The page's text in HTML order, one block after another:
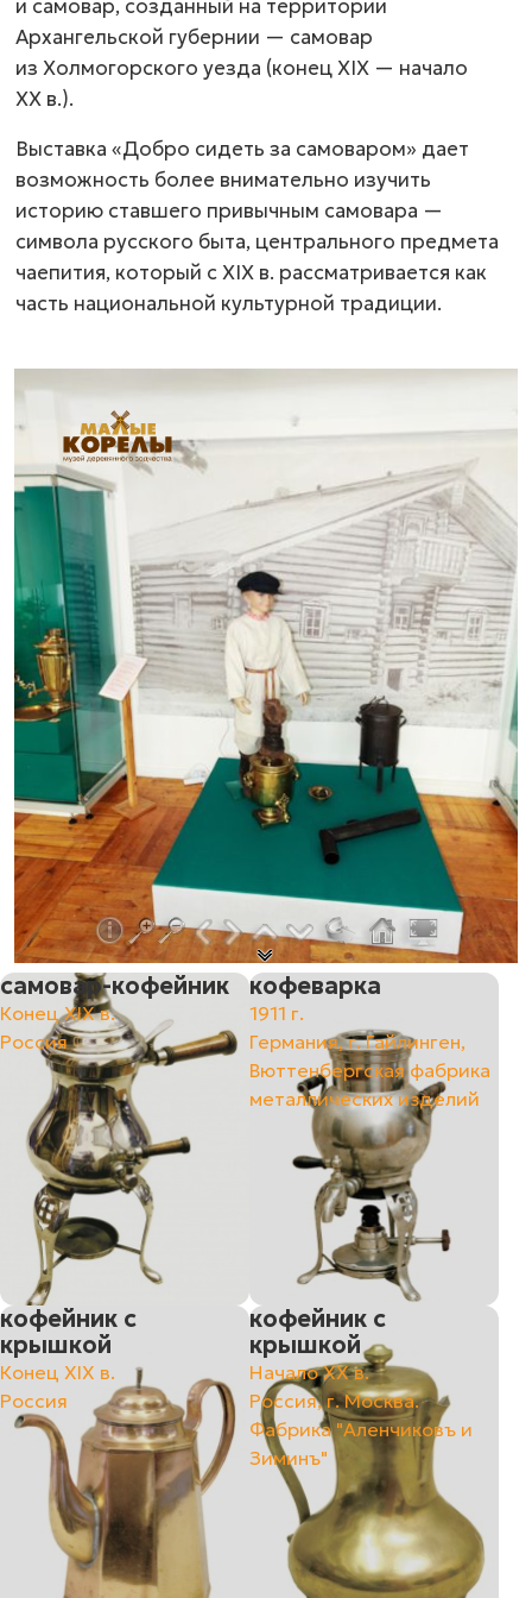
и самовар, созданный на территории
Архангельской губернии — самовар
из Холмогорского уезда (конец ХIХ — начало
ХХ в.).
Выставка «Добро сидеть за самоваром» дает
возможность более внимательно изучить
историю ставшего привычным самовара —
символа русского быта, центрального предмета
чаепития, который с ХIХ в. рассматривается как
часть национальной культурной традиции.
самовар-кофейник
Конец XIX в.
Россия
кофеварка
1911 г.
Германия, г. Гайлинген,
Вюттенбергская фабрика
металлических изделий
кофейник с
крышкой
Конец ХIХ в.
Россия
кофейник с
крышкой
Начало ХХ в.
Россия, г. Москва.
Фабрика "Аленчиковъ и
Зиминъ"